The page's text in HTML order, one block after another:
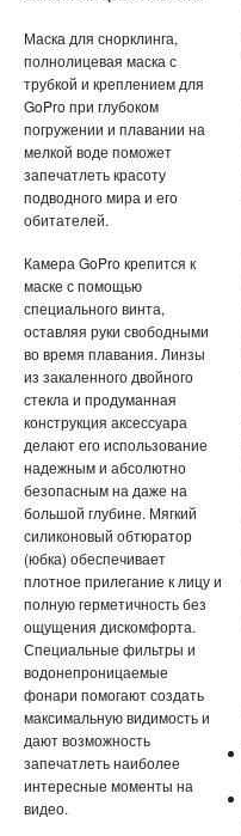
Маска для снорклинга,
полнолицевая маска с
трубкой и креплением для
GoPro при глубоком
погружении и плавании на
мелкой воде поможет
запечатлеть красоту
подводного мира и его
обитателей.
Камера GoPro крепится к
маске с помощью
специального винта,
оставляя руки свободными
во время плавания. Линзы
из закаленного двойного
стекла и продуманная
конструкция аксессуара
делают его использование
надежным и абсолютно
безопасным на даже на
большой глубине. Мягкий
силиконовый обтюратор
(юбка) обеспечивает
плотное прилегание к лицу и
полную герметичность без
ощущения дискомфорта.
Специальные фильтры и
водонепроницаемые
фонари помогают создать
максимальную видимость и
дают возможность
запечатлеть наиболее
интересные моменты на
видео.